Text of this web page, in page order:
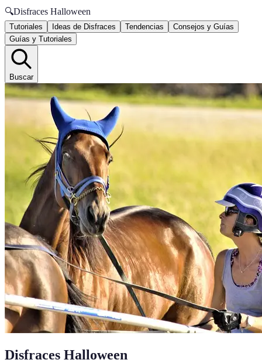
🔍Disfraces Halloween
Tutoriales Ideas de Disfraces Tendencias
Consejos y Guías
Guías y Tutoriales
Buscar
Disfraces Halloween